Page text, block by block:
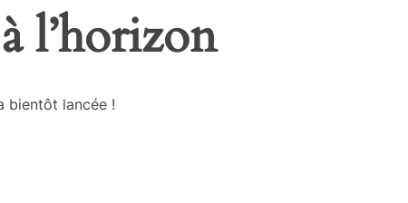
l’horizon
bientôt lancée !